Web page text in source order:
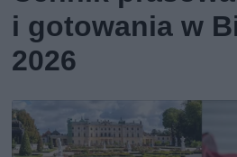
i gotowania w
2026